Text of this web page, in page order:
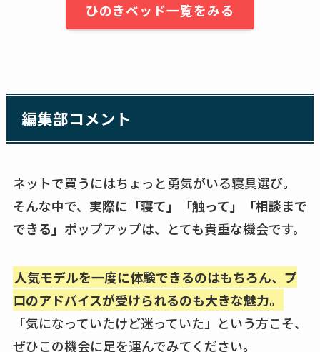
ひのきベッド一覧をみる
編集部コメント
ネットで買うにはちょっと勇気がいる寝具選び。
そんな中で、 実際に「寝て」「触って」「相談まで
できる」 ポップアップは、とても貴重な機会です。
人気モデルを一度に体験できるのはもちろん、プ
ロのアドバイスが受けられるのも大きな魅力。
「気になっていたけど迷っていた」という方こそ、
ぜひこの機会に足を運んでみてください。